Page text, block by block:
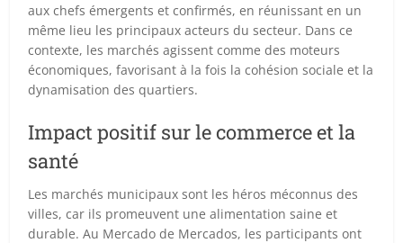
aux chefs émergents et confirmés, en réunissant en un
même lieu les principaux acteurs du secteur. Dans ce
contexte, les marchés agissent comme des moteurs
économiques, favorisant à la fois la cohésion sociale et la
dynamisation des quartiers.
Impact positif sur le commerce et la
santé
Les marchés municipaux sont les héros méconnus des
villes, car ils promeuvent une alimentation saine et
durable. Au Mercado de Mercados, les participants ont